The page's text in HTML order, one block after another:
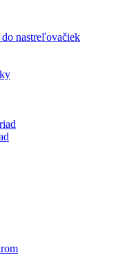
nastreľovačiek